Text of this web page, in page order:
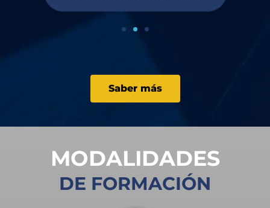
Saber más
MODALIDADES
DE FORMACIÓN